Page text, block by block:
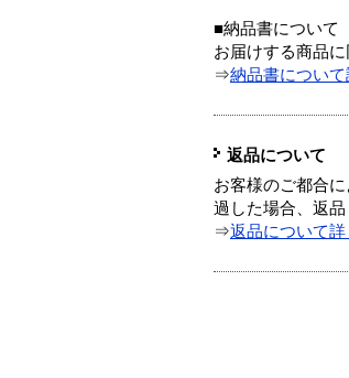
■納品書について
お届けする商品に
⇒納品書につい
返品について
お客様のご都合
過した場合、返品
⇒返品について